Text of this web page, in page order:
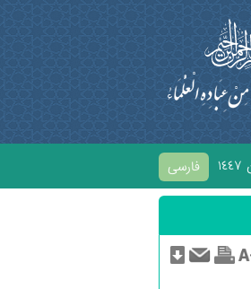
فارسی